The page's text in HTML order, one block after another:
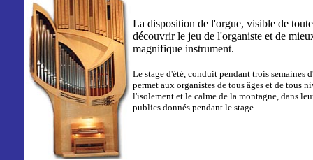
La disposition de l'orgue, visible de
découvrir le jeu de l'organiste et de
magnifique instrument.
Le stage d'été, conduit pendant trois semaines
permet aux organistes de tous âges et de tous
l'isolement et le calme de la montagne, dans
publics donnés pendant le stage.